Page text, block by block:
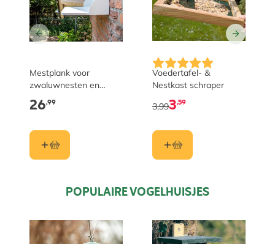
Mestplank voor
zwaluwnesten en
huiszwaluwnesten
26,99
Voedertafel- &
Nestkast schraper
3,59
3,99
POPULAIRE VOGELHUISJES